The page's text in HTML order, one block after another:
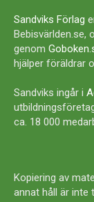
Sandviks Förlag
Bebisvärlden.se,
genom
hjälper föräldrar
Sandviks ingår i
ca. 18 000
Kopiering av
annat håll är inte